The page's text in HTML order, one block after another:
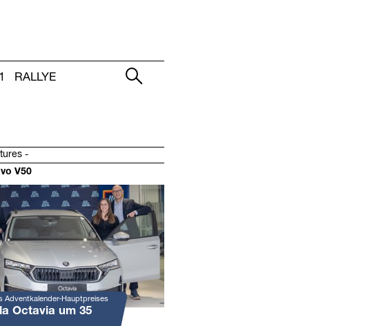
RALLYE
-
V50
Adventkalender-Hauptpreises
Octavia um 35